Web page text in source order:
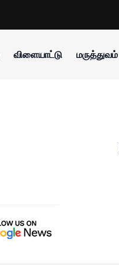
விளையாட்டு மருத்துவம்